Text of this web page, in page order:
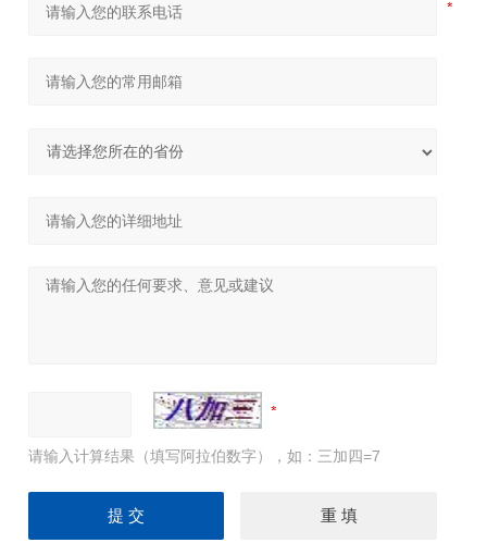
请输入计算结果（填写阿拉伯数字），如：三加四=7